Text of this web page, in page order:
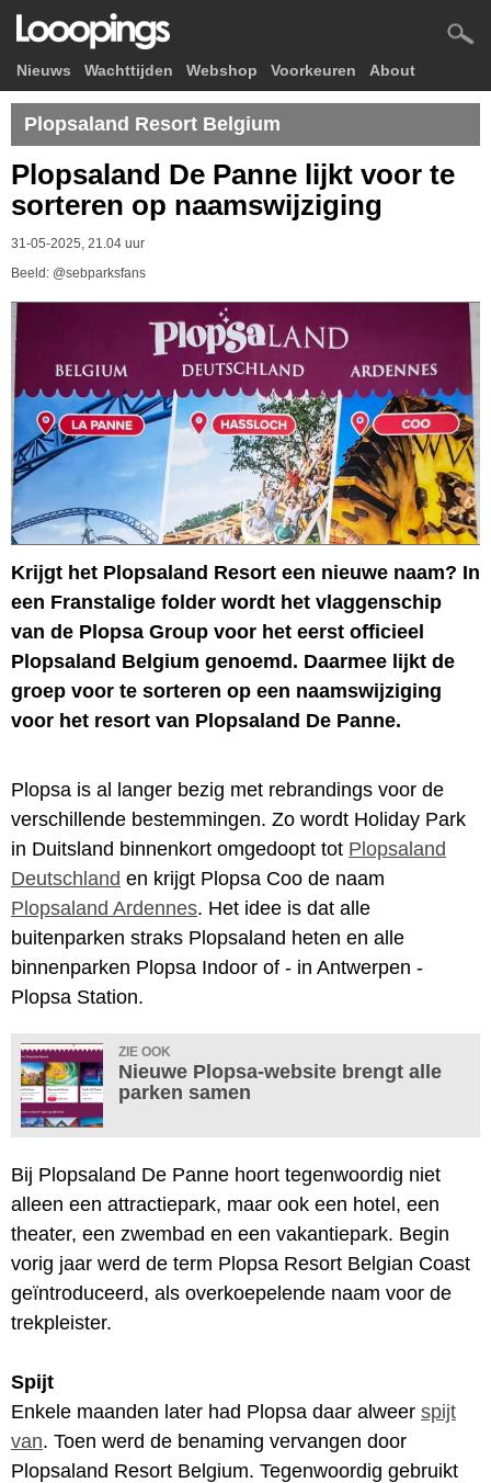
Nieuws Wachttijden Webshop Voorkeuren About
Plopsaland Resort Belgium
Plopsaland De Panne lijkt voor te
sorteren op naamswijziging
31-05-2025, 21.04 uur
Beeld: @sebparksfans
Krijgt het Plopsaland Resort een nieuwe naam? In
een Franstalige folder wordt het vlaggenschip
van de Plopsa Group voor het eerst officieel
Plopsaland Belgium genoemd. Daarmee lijkt de
groep voor te sorteren op een naamswijziging
voor het resort van Plopsaland De Panne.
Plopsa is al langer bezig met rebrandings voor de
verschillende bestemmingen. Zo wordt Holiday Park
in Duitsland binnenkort omgedoopt tot Plopsaland
Deutschland en krijgt Plopsa Coo de naam
Plopsaland Ardennes. Het idee is dat alle
buitenparken straks Plopsaland heten en alle
binnenparken Plopsa Indoor of - in Antwerpen -
Plopsa Station.
ZIE OOK
Nieuwe Plopsa-website brengt alle
parken samen
Bij Plopsaland De Panne hoort tegenwoordig niet
alleen een attractiepark, maar ook een hotel, een
theater, een zwembad en een vakantiepark. Begin
vorig jaar werd de term Plopsa Resort Belgian Coast
geïntroduceerd, als overkoepelende naam voor de
trekpleister.
Spijt
Enkele maanden later had Plopsa daar alweer spijt
van. Toen werd de benaming vervangen door
Plopsaland Resort Belgium. Tegenwoordig gebruikt